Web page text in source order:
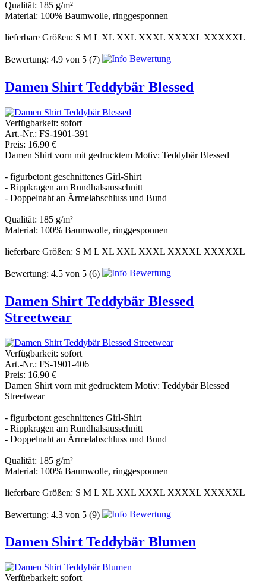
Qualität: 185 g/m²
Material: 100% Baumwolle, ringgesponnen
lieferbare Größen: S M L XL XXL XXXL XXXXL XXXXXL
Bewertung: 4.9 von 5 (7)
Damen Shirt Teddybär Blessed
Verfügbarkeit: sofort
Art.-Nr.: FS-1901-391
Preis: 16.90 €
Damen Shirt vorn mit gedrucktem Motiv: Teddybär Blessed
- figurbetont geschnittenes Girl-Shirt
- Rippkragen am Rundhalsausschnitt
- Doppelnaht an Ärmelabschluss und Bund
Qualität: 185 g/m²
Material: 100% Baumwolle, ringgesponnen
lieferbare Größen: S M L XL XXL XXXL XXXXL XXXXXL
Bewertung: 4.5 von 5 (6)
Damen Shirt Teddybär Blessed
Streetwear
Verfügbarkeit: sofort
Art.-Nr.: FS-1901-406
Preis: 16.90 €
Damen Shirt vorn mit gedrucktem Motiv: Teddybär Blessed
Streetwear
- figurbetont geschnittenes Girl-Shirt
- Rippkragen am Rundhalsausschnitt
- Doppelnaht an Ärmelabschluss und Bund
Qualität: 185 g/m²
Material: 100% Baumwolle, ringgesponnen
lieferbare Größen: S M L XL XXL XXXL XXXXL XXXXXL
Bewertung: 4.3 von 5 (9)
Damen Shirt Teddybär Blumen
Verfügbarkeit: sofort